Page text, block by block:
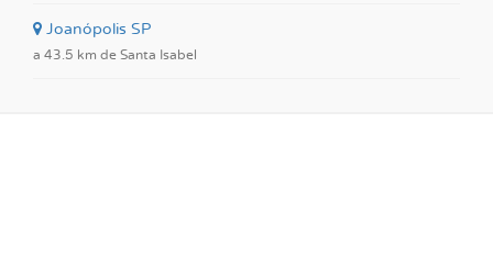
Joanópolis SP
a 43.5 km de Santa Isabel